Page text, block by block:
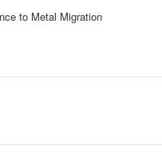
to Metal Migration